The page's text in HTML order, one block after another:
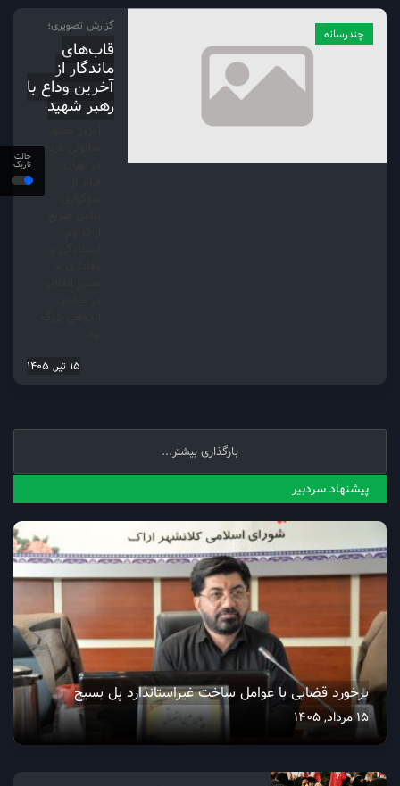
حالت
تاریک
چندرسانه گزارش تصویری؛
قاب‌های
ماندگار از
آخرین وداع با
رهبر شهید
میلیونی مردم
15 تیر, 1405
بارگذاری بیشتر...
پیشنهاد سردبیر
برخورد قضایی با عوامل ساخت غیراستاندارد پل بسیج
15 مرداد, 1405